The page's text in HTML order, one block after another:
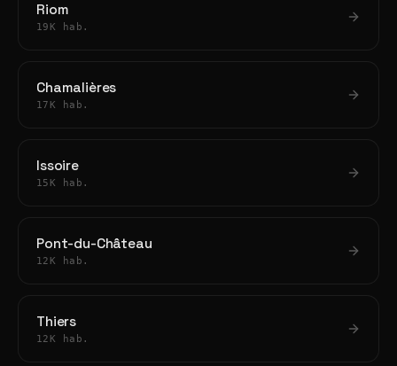
Riom
19K hab.
Chamalières
17K hab.
Issoire
15K hab.
Pont-du-Château
12K hab.
Thiers
12K hab.